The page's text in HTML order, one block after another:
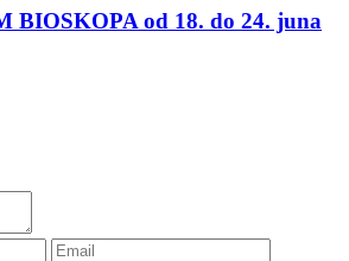
BIOSKOPA od 18. do 24. juna